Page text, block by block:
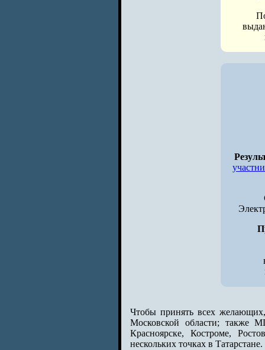
Чтобы принять всех
Московской области; также
Красноярске, Костроме,
нескольких точках в